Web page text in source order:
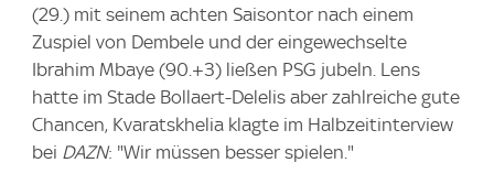
(29.) mit seinem achten Saisontor nach einem
Zuspiel von Dembele und der eingewechselte
Ibrahim Mbaye (90.+3) ließen PSG jubeln. Lens
hatte im Stade Bollaert-Delelis aber zahlreiche gute
Chancen, Kvaratskhelia klagte im Halbzeitinterview
bei DAZN: "Wir müssen besser spielen."